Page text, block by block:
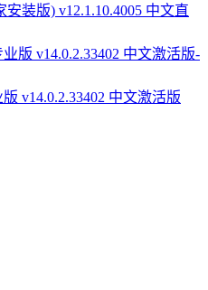
安装版) v12.1.10.4005 中文直
v14.0.2.33402 中文激活版